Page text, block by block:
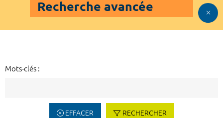
Recherche avancée
Mots-clés :
EFFACER RECHERCHER